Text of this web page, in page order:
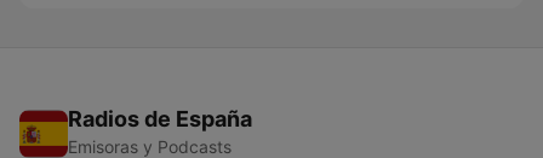
Radios de España
Emisoras y Podcasts